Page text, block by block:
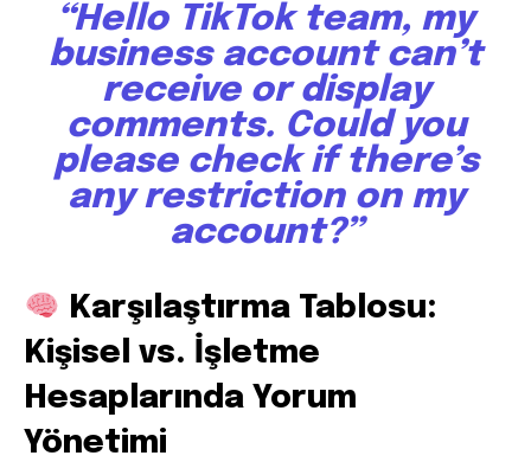
“Hello TikTok team, my
business account can’t
receive or display
comments. Could you
please check if there’s
any restriction on my
account?”
Karşılaştırma Tablosu:
Kişisel vs. İşletme
Hesaplarında Yorum
Yönetimi